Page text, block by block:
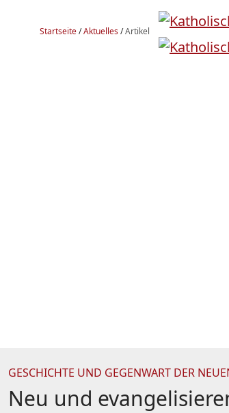
Startseite/Aktuelles/Artikel
GESCHICHTE UND GEGENWART DER
Neu und